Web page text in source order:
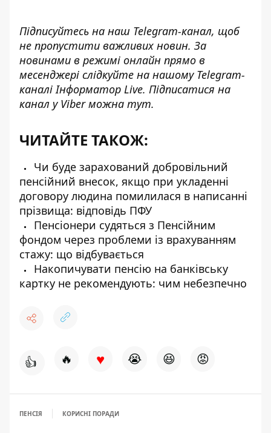
Підписуйтесь на наш Telegram-канал, щоб
не пропустити важливих новин. За
новинами в режимі онлайн прямо в
месенджері слідкуйте на нашому Telegram-
каналіІнформатор Live. Підписатися на
канал у Viber можна тут.
ЧИТАЙТЕ ТАКОЖ:
Чи буде зарахований добровільний
пенсійний внесок, якщо при укладенні
договору людина помилилася в написанні
прізвища: відповідь ПФУ
Пенсіонери судяться з Пенсійним
фондом через проблеми із врахуванням
стажу: що відбувається
Накопичувати пенсію на банківську
картку не рекомендують: чим небезпечно
👍 🔥 ♥ 😭 😆 😡
ПЕНСІЯ КОРИСНІ ПОРАДИ